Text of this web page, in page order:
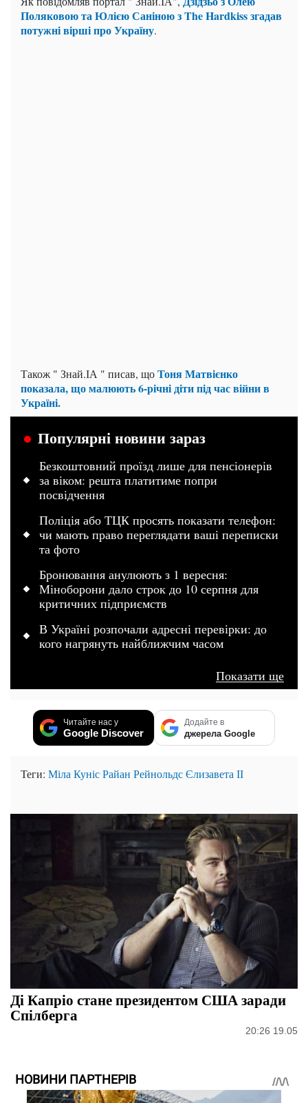
Поляковою та Юлією Саніною з The Hardkiss згадав
потужні вірші про Україну.
Також " Знай.ІА " писав, щоТоня Матвієнко
показала, що малюють 6-річні діти під час війни в
Україні.
Популярні новини зараз
Безкоштовний проїзд лише для пенсіонерів
за віком: решта платитиме попри
посвідчення
Поліція або ТЦК просять показати телефон:
чи мають право переглядати ваші переписки
та фото
Бронювання анулюють з 1 вересня:
Міноборони дало строк до 10 серпня для
критичних підприємств
В Україні розпочали адресні перевірки: до
кого нагрянуть найближчим часом
Показати ще
Читайте нас у
Google Discover
Додайте в
джерела Google
Теги: Міла КунісРайан РейнольдсЄлизавета ІІ
Ді Капріо стане президентом США заради
Спілберга
20:26 19.05
НОВИНИ ПАРТНЕРІВ